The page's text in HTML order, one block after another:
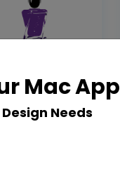
Mac App
Needs